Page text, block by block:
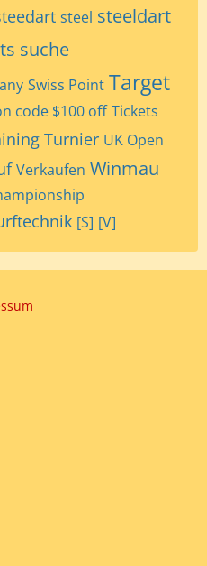
steel steeldart
suche
Swiss Point Target
code $100 off Tickets
Turnier UK Open
Verkaufen Winmau
[S] [V]